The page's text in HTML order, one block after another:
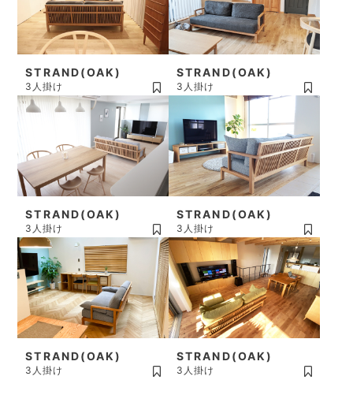
STRAND(OAK)
3人掛け
STRAND(OAK)
3人掛け
STRAND(OAK)
3人掛け
STRAND(OAK)
3人掛け
STRAND(OAK)
3人掛け
STRAND(OAK)
3人掛け